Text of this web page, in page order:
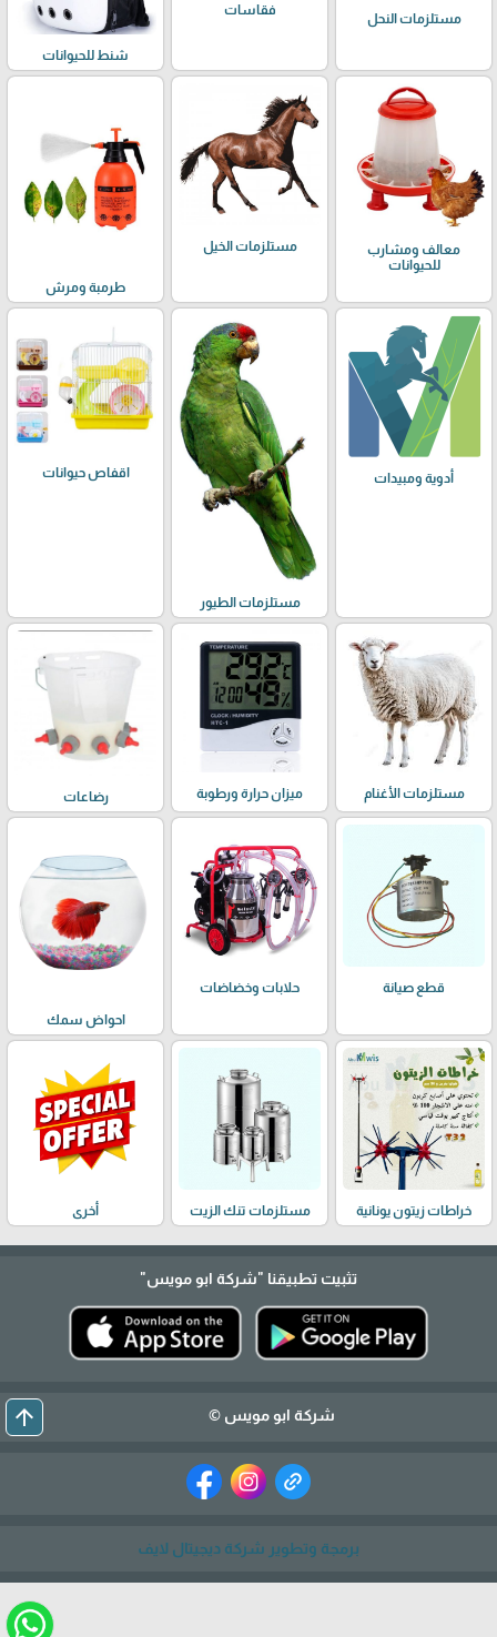
مستلزمات النحل
فقاسات
شنط للحيوانات
معالف ومشارب
للحيوانات
مستلزمات الخيل
طرمبة ومرش
أدوية ومبيدات
مستلزمات الطيور
اقفاص حيوانات
مستلزمات الأغنام ميزان حرارة ورطوبة رضاعات
قطع صيانة حلابات وخضاضات
احواض سمك
خراطات زيتون يونانية مستلزمات تنك الزيت أخرى
تثبيت تطبيقنا "شركة ابو مويس"
شركة ابو مويس © arrow_upward
برمجة وتطوير شركة ديجيتال لايف